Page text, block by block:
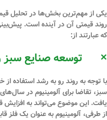
یکی از مهم‌ترین بخش‌ها در تحلیل
روند قیمتی آن در آینده است.
که عبارتند از:
× توسعه صنایع سبز
با توجه به روند رو به رشد استفاده از
سبز، تقاضا برای آلومینیوم در
یافت. این موضوع می‌تواند به
از طرفی، آلومینیوم به عنوان یک